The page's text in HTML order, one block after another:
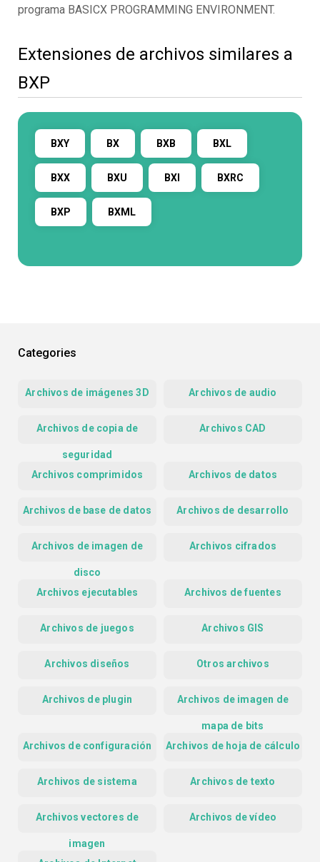
programa BASICX PROGRAMMING ENVIRONMENT.
Extensiones de archivos similares a
BXP
BXY BX BXB BXL
BXX BXU BXI BXRC
BXP BXML
Categories
Archivos de imágenes 3D Archivos de audio
Archivos de copia de
seguridad
Archivos CAD
Archivos comprimidos Archivos de datos
Archivos de base de datos Archivos de desarrollo
Archivos de imagen de
disco
Archivos cifrados
Archivos ejecutables Archivos de fuentes
Archivos de juegos Archivos GIS
Archivos diseños Otros archivos
Archivos de plugin Archivos de imagen de
mapa de bits
Archivos de configuración
Archivos de hoja de cálculo
Archivos de sistema Archivos de texto
Archivos vectores de
imagen
Archivos de vídeo